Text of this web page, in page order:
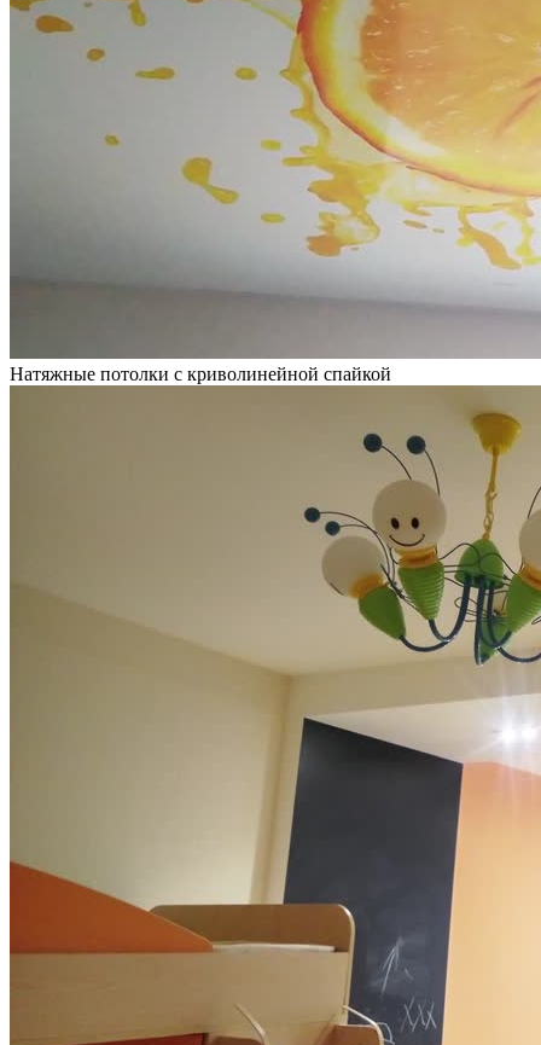
Натяжные потолки с криволинейной спайкой